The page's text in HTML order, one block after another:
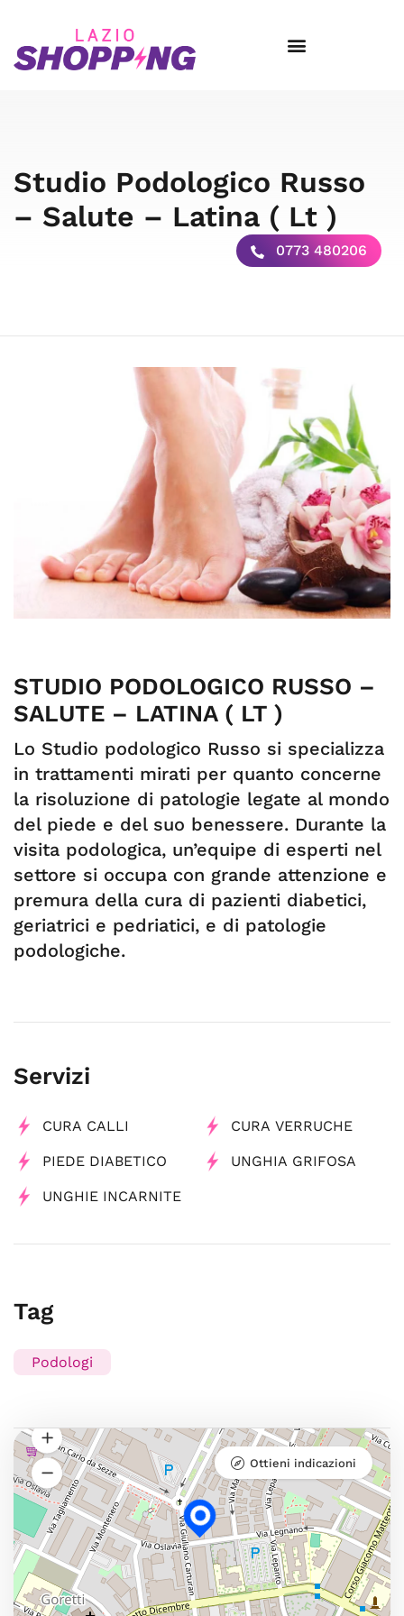
Studio Podologico Russo
– Salute – Latina ( Lt )
0773 480206
STUDIO PODOLOGICO RUSSO –
SALUTE – LATINA ( LT )
Lo Studio podologico Russo si specializza
in trattamenti mirati per quanto concerne
la risoluzione di patologie legate al mondo
del piede e del suo benessere. Durante la
visita podologica, un’equipe di esperti nel
settore si occupa con grande attenzione e
premura della cura di pazienti diabetici,
geriatrici e pedriatici, e di patologie
podologiche.
Servizi
CURA CALLI CURA VERRUCHE
PIEDE DIABETICO UNGHIA GRIFOSA
UNGHIE INCARNITE
Tag
Podologi
Ottieni indicazioni